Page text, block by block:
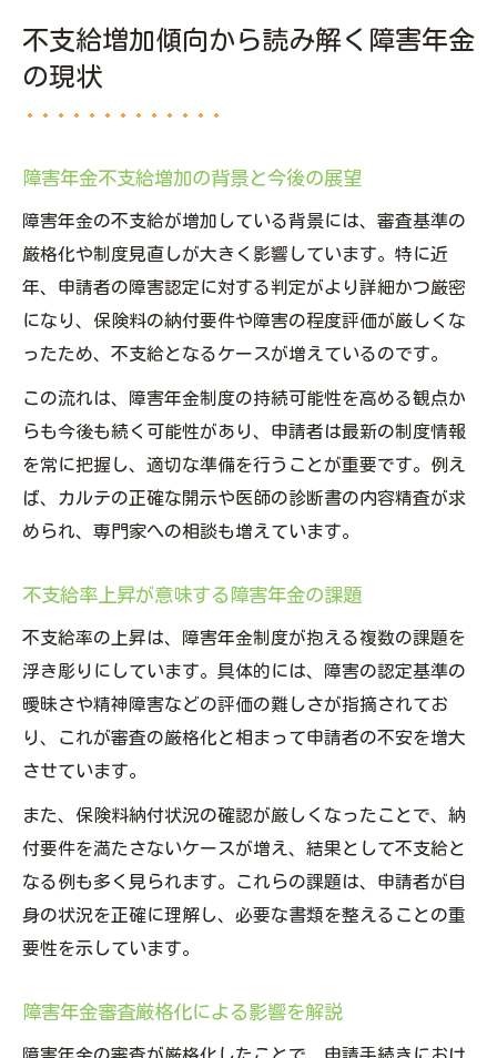
不支給増加傾向から読み解く障害年金
の現状
障害年金不支給増加の背景と今後の展望
障害年金の不支給が増加している背景には、審査基準の
厳格化や制度見直しが大きく影響しています。特に近
年、申請者の障害認定に対する判定がより詳細かつ厳密
になり、保険料の納付要件や障害の程度評価が厳しくな
ったため、不支給となるケースが増えているのです。
この流れは、障害年金制度の持続可能性を高める観点か
らも今後も続く可能性があり、申請者は最新の制度情報
を常に把握し、適切な準備を行うことが重要です。例え
ば、カルテの正確な開示や医師の診断書の内容精査が求
められ、専門家への相談も増えています。
不支給率上昇が意味する障害年金の課題
不支給率の上昇は、障害年金制度が抱える複数の課題を
浮き彫りにしています。具体的には、障害の認定基準の
曖昧さや精神障害などの評価の難しさが指摘されてお
り、これが審査の厳格化と相まって申請者の不安を増大
させています。
また、保険料納付状況の確認が厳しくなったことで、納
付要件を満たさないケースが増え、結果として不支給と
なる例も多く見られます。これらの課題は、申請者が自
身の状況を正確に理解し、必要な書類を整えることの重
要性を示しています。
障害年金審査厳格化による影響を解説